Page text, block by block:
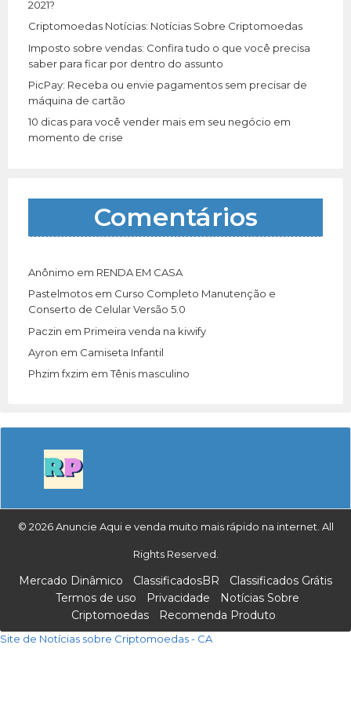
2021?
Criptomoedas Notícias: Notícias Sobre Criptomoedas
Imposto sobre vendas: Confira tudo o que você precisa
saber para ficar por dentro do assunto
PicPay: Receba ou envie pagamentos sem precisar de
máquina de cartão
10 dicas para você vender mais em seu negócio em
momento de crise
Comentários
Anônimo em RENDA EM CASA
Pastelmotos em Curso Completo Manutenção e
Conserto de Celular Versão 5.0
Paczin em Primeira venda na kiwify
Ayron em Camiseta Infantil
Phzim fxzim emTênis masculino
© 2026 Anuncie Aqui e venda muito mais rápido na internet. All
Rights Reserved.
Mercado Dinâmico ClassificadosBR
Classificados Grátis
Termos de uso
Privacidade
Notícias Sobre
Criptomoedas
Recomenda Produto
Site de Notícias sobre Criptomoedas - CA